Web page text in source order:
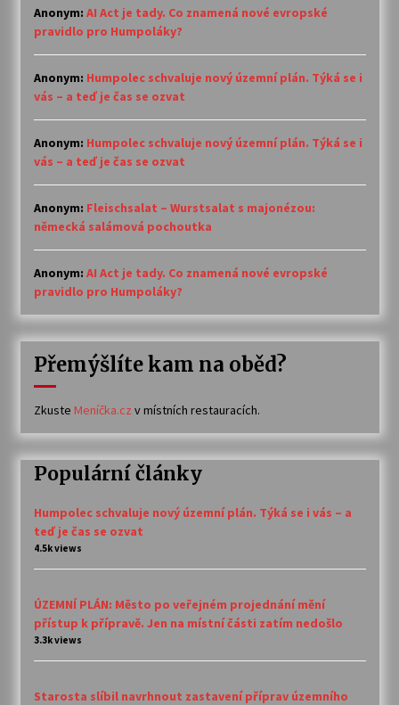
Anonym: AI Act je tady. Co znamená nové evropské
pravidlo pro Humpoláky?
Anonym: Humpolec schvaluje nový územní plán. Týká se i
vás – a teď je čas se ozvat
Anonym: Humpolec schvaluje nový územní plán. Týká se i
vás – a teď je čas se ozvat
Anonym: Fleischsalat – Wurstsalat s majonézou:
německá salámová pochoutka
Anonym: AI Act je tady. Co znamená nové evropské
pravidlo pro Humpoláky?
Přemýšlíte kam na oběd?
Zkuste Meníčka.cz v místních restauracích.
Populární články
Humpolec schvaluje nový územní plán. Týká se i vás – a
teď je čas se ozvat
4.5k views
ÚZEMNÍ PLÁN: Město po veřejném projednání mění
přístup k přípravě. Jen na místní části zatím nedošlo
3.3k views
Starosta slíbil navrhnout zastavení příprav územního